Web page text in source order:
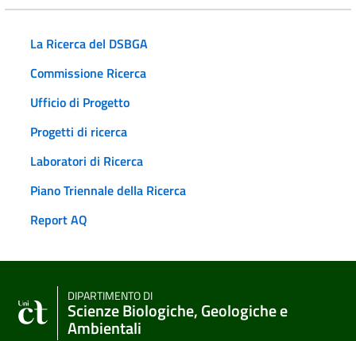
La Ricerca del DSBGA
Commissione Ricerca
Ufficio di Progetto
Progetti di ricerca
Laboratori di Ricerca
Piano Triennale della Ricerca
Report AQ
DIPARTIMENTO DI
Scienze Biologiche, Geologiche e
Ambientali